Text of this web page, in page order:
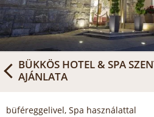
BÜKKÖS HOTEL & SPA
AJÁNLATA
büféreggelivel, Spa használattal